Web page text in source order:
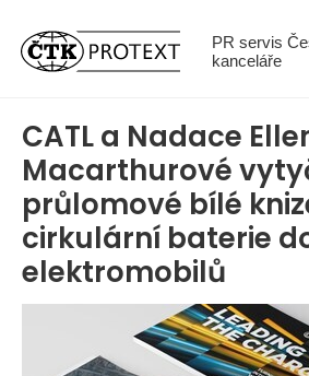
PR servis
kanceláře
CATL a Nadace
Macarthurové
průlomové bílé
cirkulární baterie
elektromobilů